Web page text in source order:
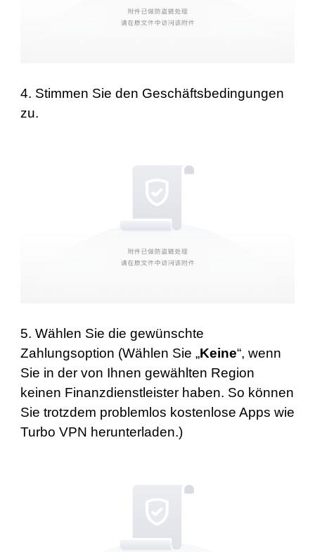
4. Stimmen Sie den Geschäftsbedingungen
zu.
5. Wählen Sie die gewünschte
Zahlungsoption (Wählen Sie „Keine“, wenn
Sie in der von Ihnen gewählten Region
keinen Finanzdienstleister haben. So können
Sie trotzdem problemlos kostenlose Apps wie
Turbo VPN herunterladen.)